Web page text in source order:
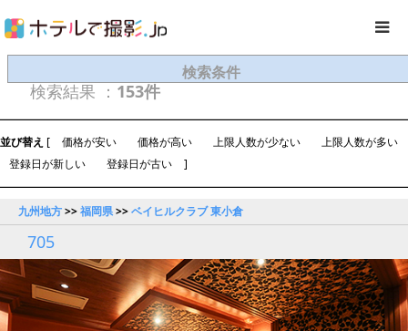
検索条件
検索結果 ： 153件
並び替え [ 価格が安い 価格が高い 上限人数が少ない
上限人数が多い
登録日が新しい
登録日が古い ]
九州地方>>福岡県>>ベイヒルクラブ 東小倉
705